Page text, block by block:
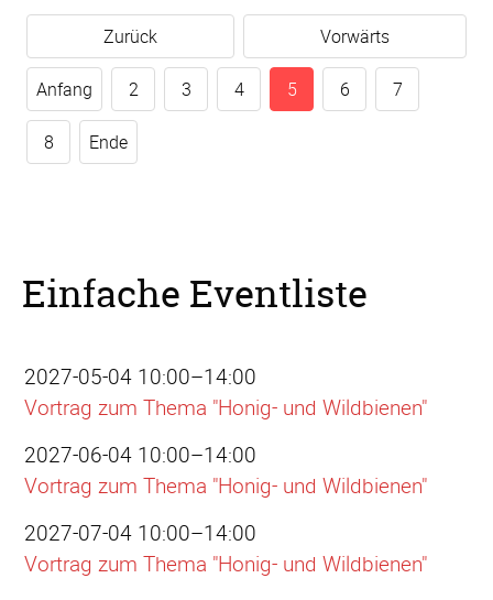
Zurück Vorwärts
Anfang 2 3 4 5 6 7
8 Ende
Einfache Eventliste
2027-05-04 10:00–14:00
Vortrag zum Thema "Honig- und Wildbienen"
2027-06-04 10:00–14:00
Vortrag zum Thema "Honig- und Wildbienen"
2027-07-04 10:00–14:00
Vortrag zum Thema "Honig- und Wildbienen"